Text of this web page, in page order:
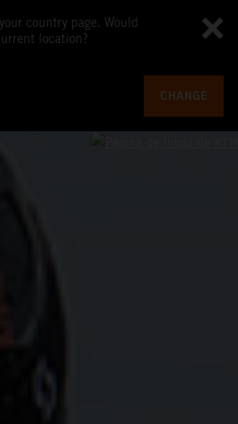
country page. Would
location?
CHANGE